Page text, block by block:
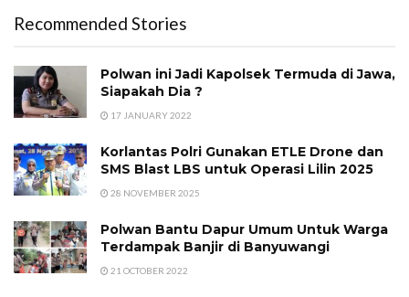
Recommended Stories
Polwan ini Jadi Kapolsek Termuda di Jawa,
Siapakah Dia ?
17 JANUARY 2022
Korlantas Polri Gunakan ETLE Drone dan
SMS Blast LBS untuk Operasi Lilin 2025
28 NOVEMBER 2025
Polwan Bantu Dapur Umum Untuk Warga
Terdampak Banjir di Banyuwangi
21 OCTOBER 2022